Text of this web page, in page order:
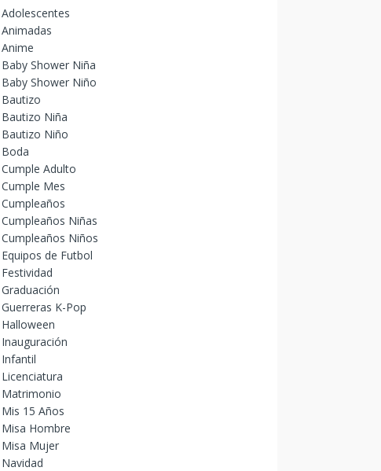
Adolescentes
Animadas
Anime
Baby Shower Niña
Baby Shower Niño
Bautizo
Bautizo Niña
Bautizo Niño
Boda
Cumple Adulto
Cumple Mes
Cumpleaños
Cumpleaños Niñas
Cumpleaños Niños
Equipos de Futbol
Festividad
Graduación
Guerreras K-Pop
Halloween
Inauguración
Infantil
Licenciatura
Matrimonio
Mis 15 Años
Misa Hombre
Misa Mujer
Navidad